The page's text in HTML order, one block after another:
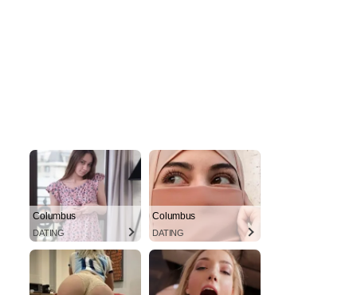
Columbus
DATING
Columbus
DATING